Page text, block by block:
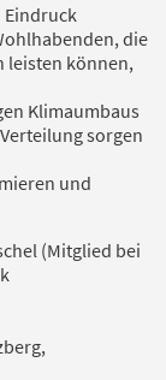
Eindruck
die
leisten können,
Klimaumbaus
sorgen
und
(Mitglied bei